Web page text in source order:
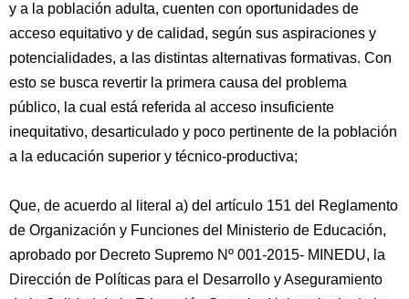
y a la población adulta, cuenten con oportunidades de
acceso equitativo y de calidad, según sus aspiraciones y
potencialidades, a las distintas alternativas formativas. Con
esto se busca revertir la primera causa del problema
público, la cual está referida al acceso insuficiente
inequitativo, desarticulado y poco pertinente de la población
a la educación superior y técnico-productiva;
Que, de acuerdo al literal a) del artículo 151 del Reglamento
de Organización y Funciones del Ministerio de Educación,
aprobado por Decreto Supremo Nº 001-2015- MINEDU, la
Dirección de Políticas para el Desarrollo y Aseguramiento